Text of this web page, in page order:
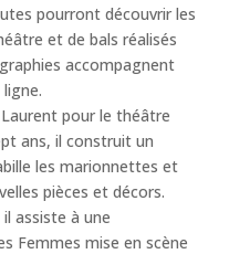
pourront découvrir les
et de bals réalisés
accompagnent
Laurent pour le théâtre
ans, il construit un
les marionnettes et
pièces et décors.
assiste à une
Femmes mise en scène